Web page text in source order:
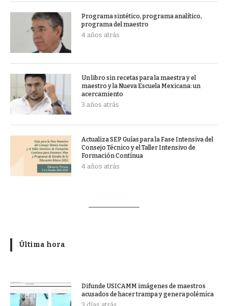
Programa sintético, programa analítico,
programa del maestro
4 años atrás
Un libro sin recetas para la maestra y el
maestro y la Nueva Escuela Mexicana: un
acercamiento
3 años atrás
Actualiza SEP Guías para la Fase Intensiva del
Consejo Técnico y el Taller Intensivo de
Formación Contínua
4 años atrás
Última hora
Difunde USICAMM imágenes de maestros
acusados de hacer trampa y genera polémica